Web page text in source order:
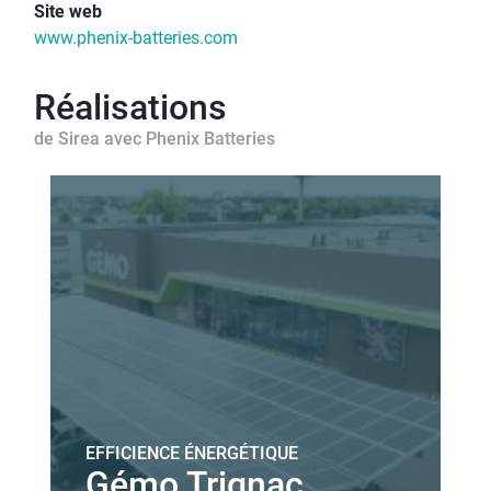
Site web
www.phenix-batteries.com
Réalisations
de Sirea avec Phenix Batteries
EFFICIENCE ÉNERGÉTIQUE